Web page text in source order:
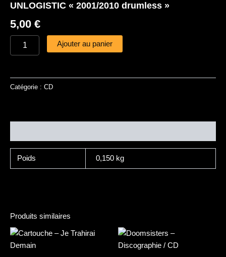
UNLOGISTIC « 2001/2010 drumless »
5,00 €
Ajouter au panier
Catégorie : CD
Poids 0,150 kg
Produits similaires